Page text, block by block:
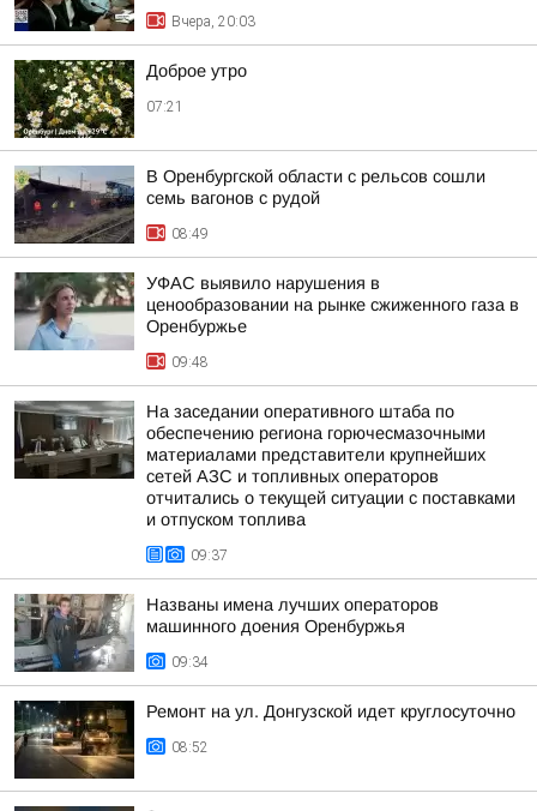
Вчера, 20:03
Доброе утро
07:21
В Оренбургской области с рельсов сошли
семь вагонов с рудой
08:49
УФАС выявило нарушения в
ценообразовании на рынке сжиженного газа в
Оренбуржье
09:48
На заседании оперативного штаба по
обеспечению региона горючесмазочными
материалами представители крупнейших
сетей АЗС и топливных операторов
отчитались о текущей ситуации с поставками
и отпуском топлива
09:37
Названы имена лучших операторов
машинного доения Оренбуржья
09:34
Ремонт на ул. Донгузской идет круглосуточно
08:52